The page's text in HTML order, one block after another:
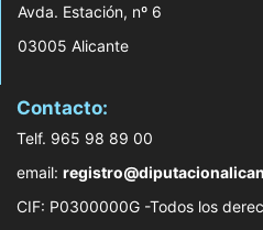
Avda. Estación, nº 6
03005 Alicante
Contacto:
Telf. 965 98 89 00
email:
CIF: P0300000G -Todos los